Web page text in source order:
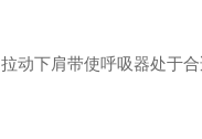
拉动下肩带使呼吸器处于